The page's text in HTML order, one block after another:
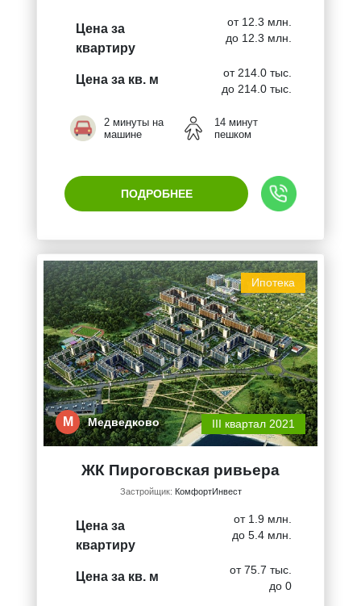
Цена за
квартиру
от 12.3 млн.
до 12.3 млн.
Цена за кв. м
от 214.0 тыс.
до 214.0 тыс.
2 минуты на
машине
14 минут
пешком
ПОДРОБНЕЕ
Ипотека
М Медведково III квартал 2021
ЖК Пироговская ривьера
Застройщик: КомфортИнвест
Цена за
квартиру
от 1.9 млн.
до 5.4 млн.
Цена за кв. м
от 75.7 тыс.
до 0